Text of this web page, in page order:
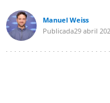
Manuel Weiss
Publicada29 abril